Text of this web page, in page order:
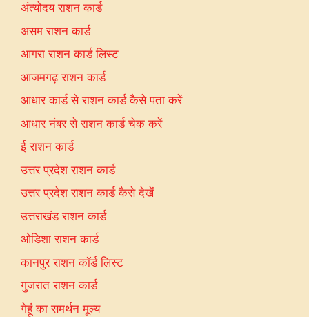
अंत्योदय राशन कार्ड
असम राशन कार्ड
आगरा राशन कार्ड लिस्ट
आजमगढ़ राशन कार्ड
आधार कार्ड से राशन कार्ड कैसे पता करें
आधार नंबर से राशन कार्ड चेक करें
ई राशन कार्ड
उत्तर प्रदेश राशन कार्ड
उत्तर प्रदेश राशन कार्ड कैसे देखें
उत्तराखंड राशन कार्ड
ओडिशा राशन कार्ड
कानपुर राशन कॉर्ड लिस्ट
गुजरात राशन कार्ड
गेहूं का समर्थन मूल्य